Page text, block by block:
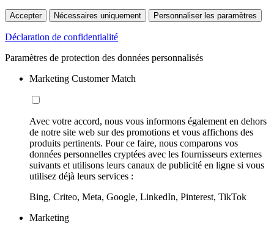
Accepter Nécessaires uniquement Personnaliser les paramètres
Déclaration de confidentialité
Paramètres de protection des données personnalisés
Marketing Customer Match
Avec votre accord, nous vous informons également en dehors
de notre site web sur des promotions et vous affichons des
produits pertinents. Pour ce faire, nous comparons vos
données personnelles cryptées avec les fournisseurs externes
suivants et utilisons leurs canaux de publicité en ligne si vous
utilisez déjà leurs services :
Bing, Criteo, Meta, Google, LinkedIn, Pinterest, TikTok
Marketing